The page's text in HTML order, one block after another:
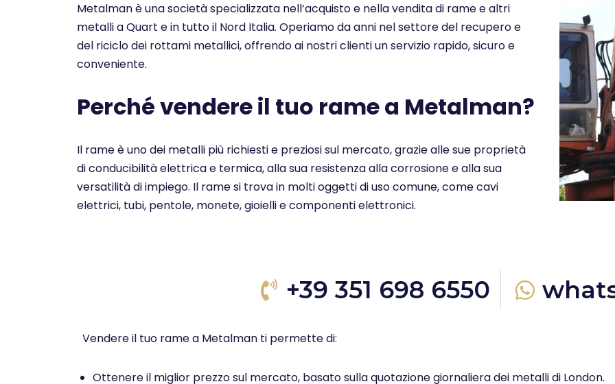
Metalman è una società specializzata nell’acquisto e nella vendita di rame e altri
metalli a Quart e in tutto il Nord Italia. Operiamo da anni nel settore del recupero e
del riciclo dei rottami metallici, offrendo ai nostri clienti un servizio rapido, sicuro e
conveniente.
Perché vendere il tuo rame a Metalman?
Il rame è uno dei metalli più richiesti e preziosi sul mercato, grazie alle sue proprietà
di conducibilità elettrica e termica, alla sua resistenza alla corrosione e alla sua
versatilità di impiego. Il rame si trova in molti oggetti di uso comune, come cavi
elettrici, tubi, pentole, monete, gioielli e componenti elettronici.
+39 351 698 6550
Vendere il tuo rame a Metalman ti permette di:
Ottenere il miglior prezzo sul mercato, basato sulla quotazione giornaliera dei metalli di London.